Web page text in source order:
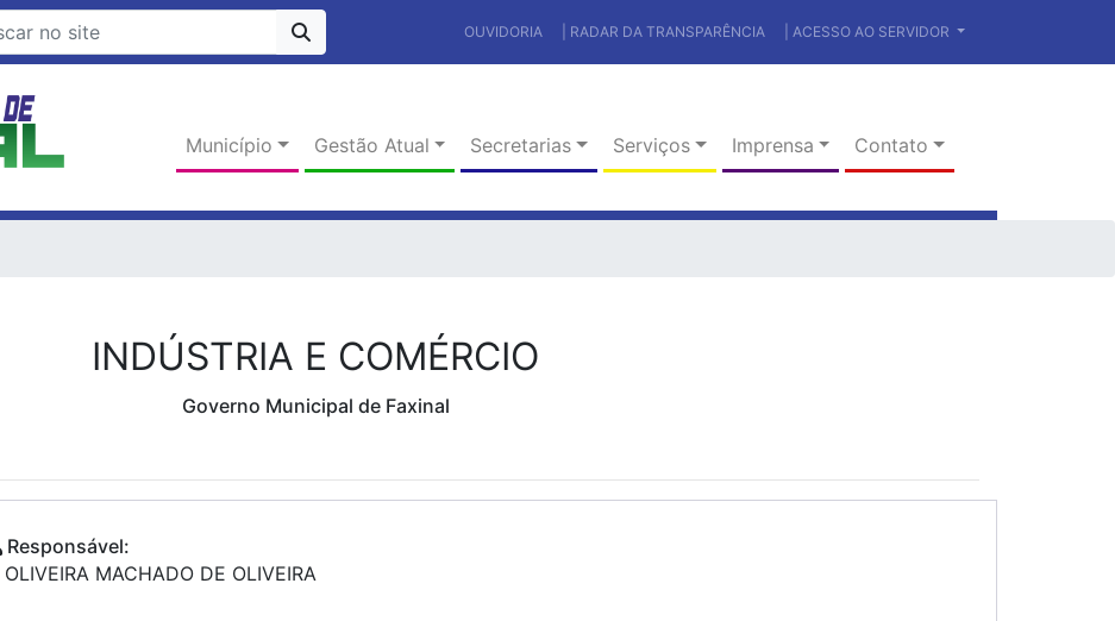
OUVIDORIA | RADAR DA TRANSPARÊNCIA | ACESSO AO SERVIDOR
Município Gestão Atual Secretarias Serviços Imprensa Contato
INDÚSTRIA E COMÉRCIO
Governo Municipal de Faxinal
Responsável:
OLIVEIRA MACHADO DE OLIVEIRA